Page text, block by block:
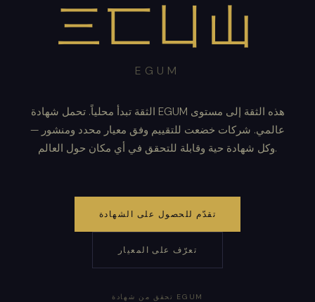
三匸凵山
EGUM
الثقة تبدأ محلياً. تحمل شهادة EGUM هذه الثقة إلى مستوى
عالمي. شركات خضعت للتقييم وفق معيار محدد ومنشور —
وكل شهادة حية وقابلة للتحقق في أي مكان حول العالم.
تقدّم للحصول على الشهادة
تعرّف على المعيار
تحقق من شهادة EGUM